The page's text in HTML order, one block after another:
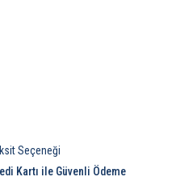
Seçeneği
Kartı ile Güvenli Ödeme